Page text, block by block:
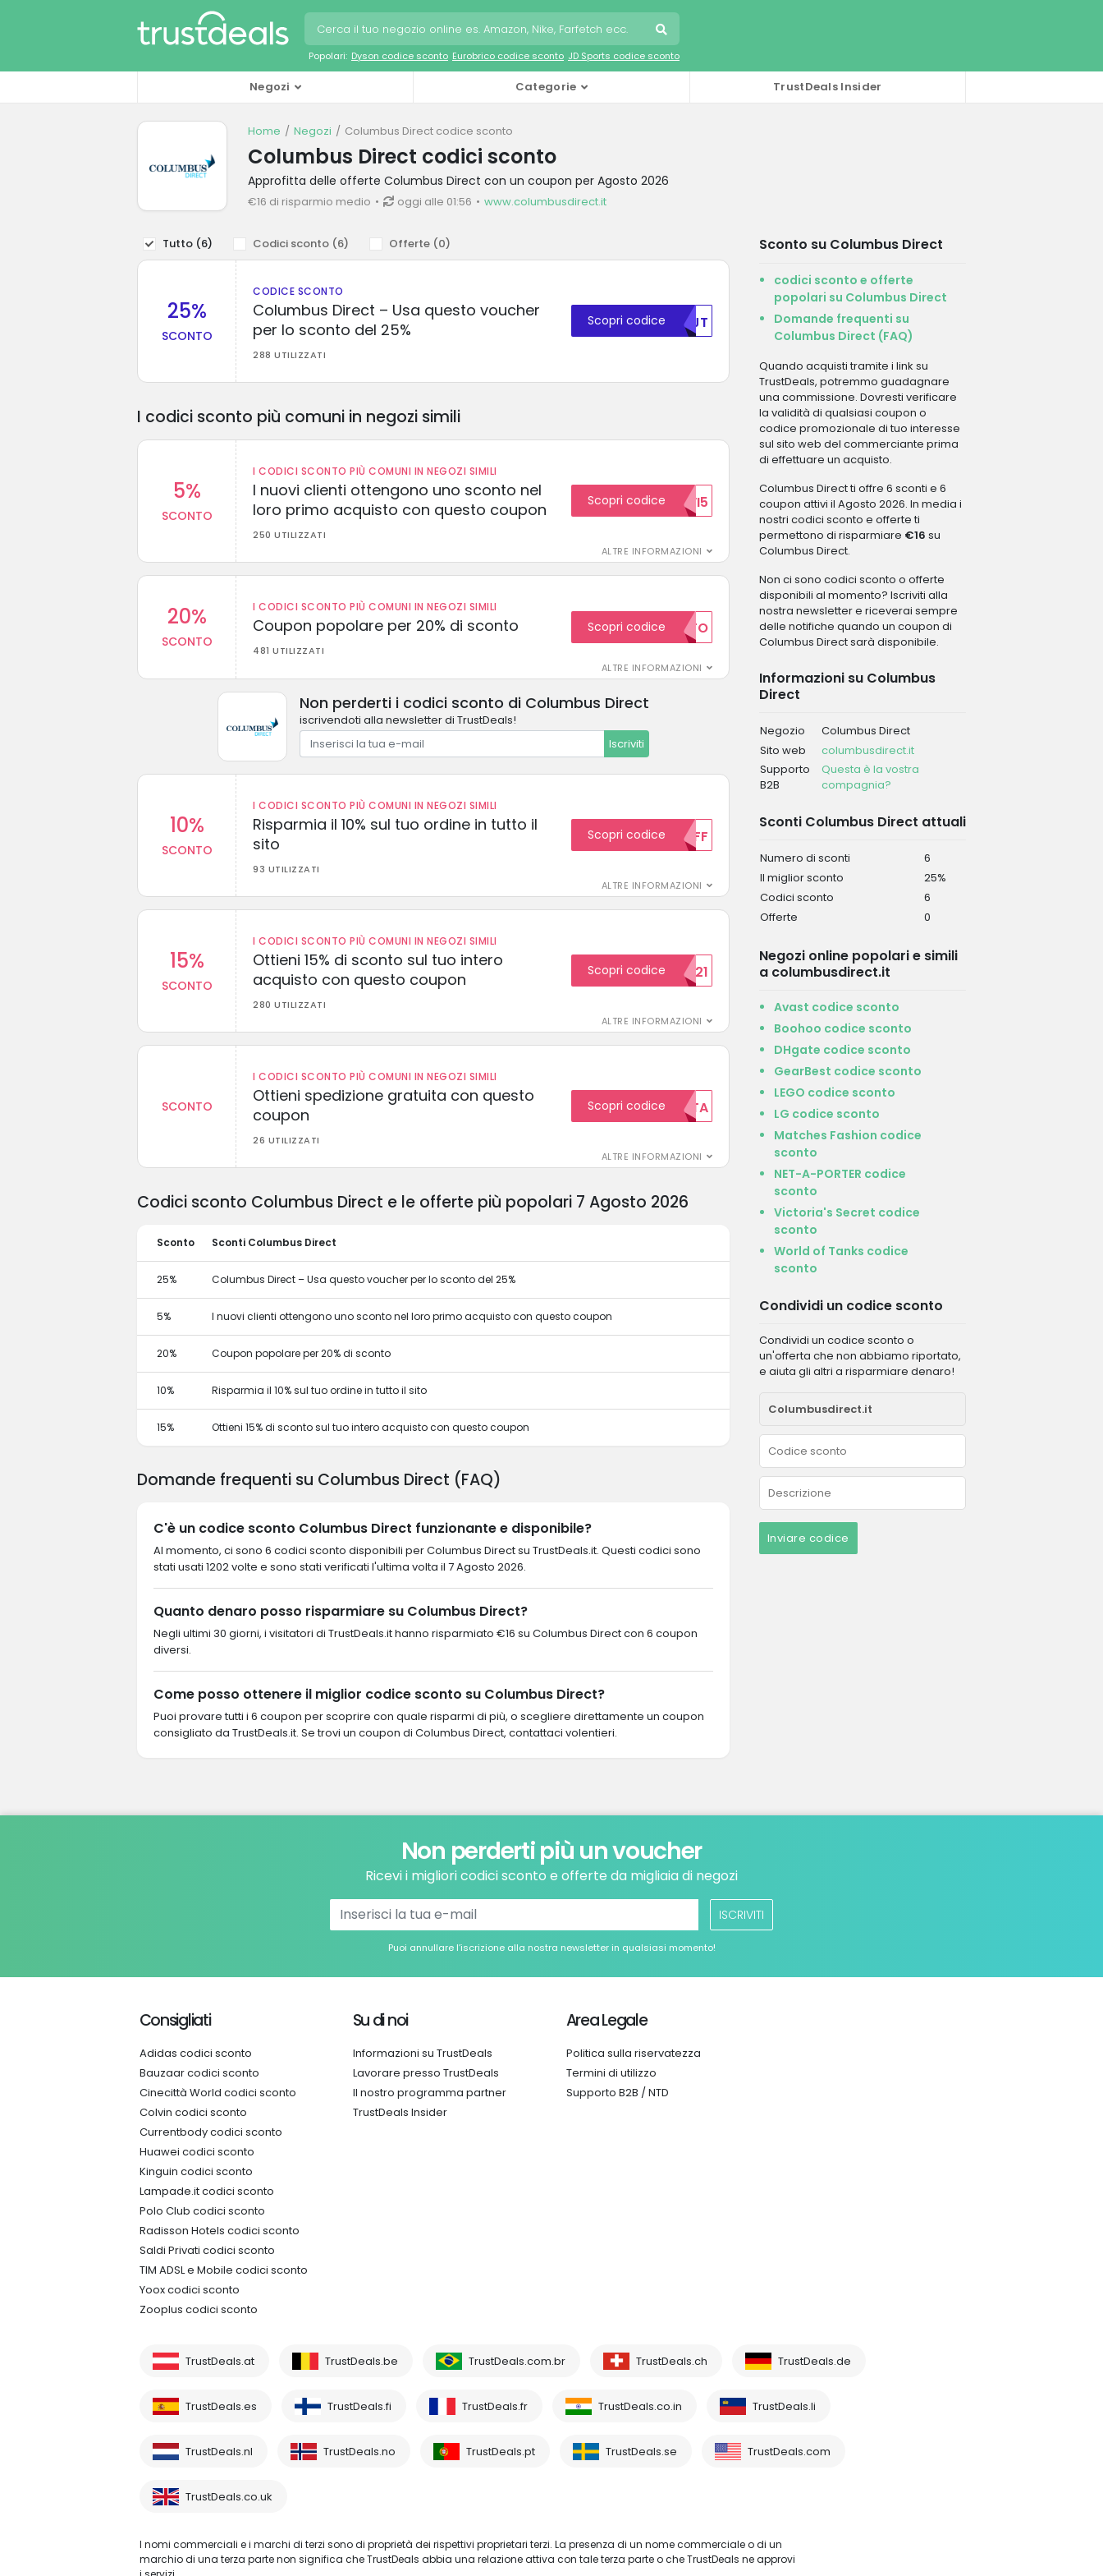
Popolari: Dyson codice sconto Eurobrico codice sconto JD Sports codice sconto
Negozi Categorie TrustDeals Insider
Home Negozi Columbus Direct codice sconto
Columbus Direct codici sconto
Approfitta delle offerte Columbus Direct con un coupon per Agosto 2026
€16 di risparmio medio oggi alle 01:56 www.columbusdirect.it
Tutto (6) Codici sconto (6) Offerte (0)
25%
SCONTO
CODICE SCONTO
Columbus Direct – Usa questo voucher
per lo sconto del 25%
288 UTILIZZATI
Scopri codice NTJT
I codici sconto più comuni in negozi simili
5%
SCONTO
I CODICI SCONTO PIÙ COMUNI IN NEGOZI SIMILI
I nuovi clienti ottengono uno sconto nel
loro primo acquisto con questo coupon
250 UTILIZZATI
ALTRE INFORMAZIONI
Scopri codiceNUOVI5
20%
SCONTO
I CODICI SCONTO PIÙ COMUNI IN NEGOZI SIMILI
Coupon popolare per 20% di sconto
481 UTILIZZATI
ALTRE INFORMAZIONI
Scopri codice20SCONTO
Non perderti i codici sconto di Columbus Direct
iscrivendoti alla newsletter di TrustDeals!
Iscriviti
10%
SCONTO
I CODICI SCONTO PIÙ COMUNI IN NEGOZI SIMILI
Risparmia il 10% sul tuo ordine in tutto il
sito
93 UTILIZZATI
ALTRE INFORMAZIONI
Scopri codice 10OFF
15%
SCONTO
I CODICI SCONTO PIÙ COMUNI IN NEGOZI SIMILI
Ottieni 15% di sconto sul tuo intero
acquisto con questo coupon
280 UTILIZZATI
ALTRE INFORMAZIONI
Scopri codice
15SCONTO2021
SCONTO
I CODICI SCONTO PIÙ COMUNI IN NEGOZI SIMILI
Ottieni spedizione gratuita con questo
coupon
26 UTILIZZATI
ALTRE INFORMAZIONI
Scopri codiceGRATUITA
Sconto su Columbus Direct
codici sconto e offerte
popolari su Columbus Direct
Domande frequenti su
Columbus Direct (FAQ)
Quando acquisti tramite i link su
TrustDeals, potremmo guadagnare
una commissione. Dovresti verificare
la validità di qualsiasi coupon o
codice promozionale di tuo interesse
sul sito web del commerciante prima
di effettuare un acquisto.
Columbus Direct ti offre 6 sconti e 6
coupon attivi il Agosto 2026. In media i
nostri codici sconto e offerte ti
permettono di risparmiare €16 su
Columbus Direct.
Non ci sono codici sconto o offerte
disponibili al momento? Iscriviti alla
nostra newsletter e riceverai sempre
delle notifiche quando un coupon di
Columbus Direct sarà disponibile.
Informazioni su Columbus
Direct
Negozio
Columbus Direct
Sito web
columbusdirect.it
Supporto
B2B
Questa è la vostra
compagnia?
Sconti Columbus Direct attuali
Numero di sconti
6
Il miglior sconto
25%
Codici sconto
6
Offerte
0
Negozi online popolari e simili
a columbusdirect.it
Avast codice sconto
Boohoo codice sconto
DHgate codice sconto
GearBest codice sconto
LEGO codice sconto
LG codice sconto
Matches Fashion codice
sconto
NET-A-PORTER codice
sconto
Victoria's Secret codice
sconto
World of Tanks codice
sconto
Condividi un codice sconto
Condividi un codice sconto o
un'offerta che non abbiamo riportato,
e aiuta gli altri a risparmiare denaro!
Inviare codice
Codici sconto Columbus Direct e le offerte più popolari 7 Agosto 2026
Sconto Sconti Columbus Direct
25% Columbus Direct – Usa questo voucher per lo sconto del 25%
5% I nuovi clienti ottengono uno sconto nel loro primo acquisto con questo coupon
20% Coupon popolare per 20% di sconto
10% Risparmia il 10% sul tuo ordine in tutto il sito
15% Ottieni 15% di sconto sul tuo intero acquisto con questo coupon
Domande frequenti su Columbus Direct (FAQ)
C'è un codice sconto Columbus Direct funzionante e disponibile?
Al momento, ci sono 6 codici sconto disponibili per Columbus Direct su TrustDeals.it. Questi codici sono
stati usati 1202 volte e sono stati verificati l'ultima volta il 7 Agosto 2026.
Quanto denaro posso risparmiare su Columbus Direct?
Negli ultimi 30 giorni, i visitatori di TrustDeals.it hanno risparmiato €16 su Columbus Direct con 6 coupon
diversi.
Come posso ottenere il miglior codice sconto su Columbus Direct?
Puoi provare tutti i 6 coupon per scoprire con quale risparmi di più, o scegliere direttamente un coupon
consigliato da TrustDeals.it. Se trovi un coupon di Columbus Direct, contattaci volentieri.
Non perderti più un voucher
Ricevi i migliori codici sconto e offerte da migliaia di negozi
ISCRIVITI
Puoi annullare l’iscrizione alla nostra newsletter in qualsiasi momento!
Consigliati
Adidas codici sconto
Bauzaar codici sconto
Cinecittà World codici sconto
Colvin codici sconto
Currentbody codici sconto
Huawei codici sconto
Kinguin codici sconto
Lampade.it codici sconto
Polo Club codici sconto
Radisson Hotels codici sconto
Saldi Privati codici sconto
TIM ADSL e Mobile codici sconto
Yoox codici sconto
Zooplus codici sconto
Su di noi
Informazioni su TrustDeals
Lavorare presso TrustDeals
Il nostro programma partner
TrustDeals Insider
Area Legale
Politica sulla riservatezza
Termini di utilizzo
Supporto B2B / NTD
TrustDeals.at TrustDeals.be TrustDeals.com.br TrustDeals.ch TrustDeals.de
TrustDeals.es TrustDeals.fi TrustDeals.fr TrustDeals.co.in TrustDeals.li
TrustDeals.nl TrustDeals.no TrustDeals.pt TrustDeals.se TrustDeals.com
TrustDeals.co.uk
I nomi commerciali e i marchi di terzi sono di proprietà dei rispettivi proprietari terzi. La presenza di un nome commerciale o di un
marchio di una terza parte non significa che TrustDeals abbia una relazione attiva con tale terza parte o che TrustDeals ne approvi